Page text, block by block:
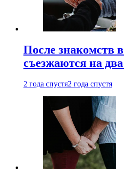
После знакомств
съезжаются на
2 года спустя2 года спустя